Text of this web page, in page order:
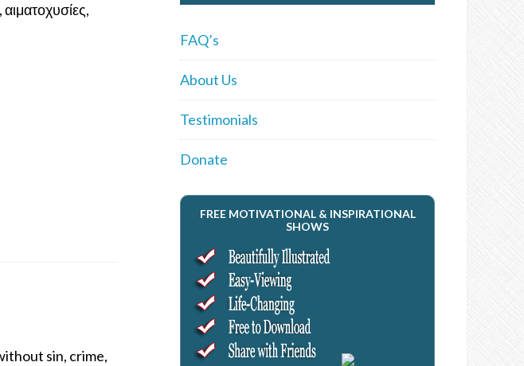
sin, crime,
FAQ’s
About Us
Testimonials
Donate
FREE MOTIVATIONAL & INSPIRATIONAL
SHOWS